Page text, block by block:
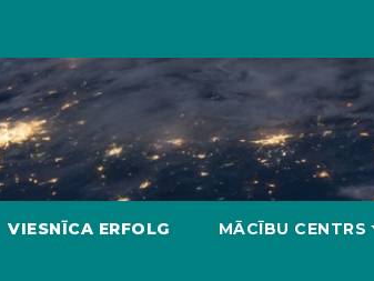
VIESNĪCA ERFOLG MĀCĪBU CENTRS